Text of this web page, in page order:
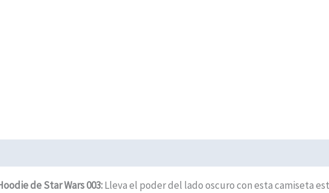
de Star Wars 003:Lleva el poder del lado oscuro con esta camiseta